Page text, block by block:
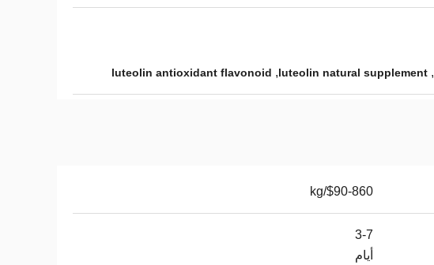
,
luteolin natural supplement
,
luteolin antioxidant flavonoid
$90-860/kg
3-7
أيام